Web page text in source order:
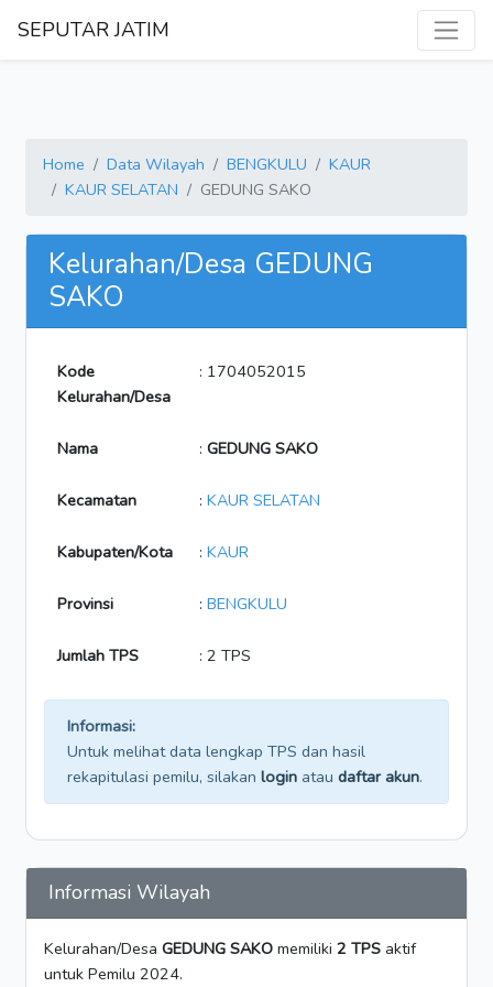
SEPUTAR JATIM
Home Data Wilayah BENGKULU
KAUR
KAUR SELATAN
GEDUNG SAKO
Kelurahan/Desa GEDUNG
SAKO
Kode
Kelurahan/Desa
: 1704052015
Nama : GEDUNG SAKO
Kecamatan : KAUR SELATAN
Kabupaten/Kota : KAUR
Provinsi : BENGKULU
Jumlah TPS : 2 TPS
Informasi:
Untuk melihat data lengkap TPS dan hasil
rekapitulasi pemilu, silakan login atau daftar akun.
Informasi Wilayah
Kelurahan/Desa GEDUNG SAKO memiliki 2 TPS aktif
untuk Pemilu 2024.